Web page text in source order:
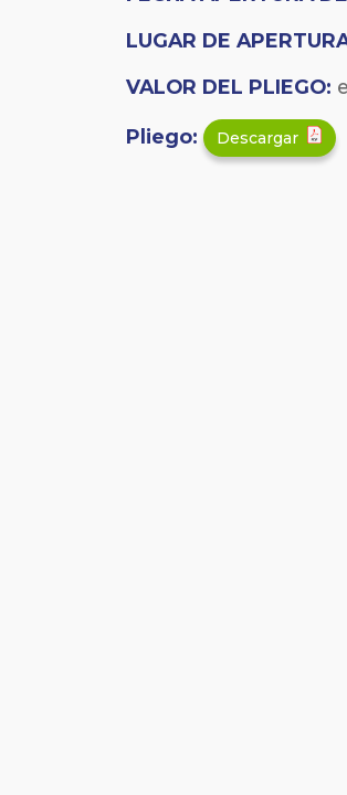
LUGAR DE
VALOR DEL PLIEGO:
Pliego: Descargar